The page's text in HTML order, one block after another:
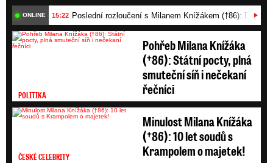
ONLINE 15:22 Poslední rozloučení s Milanem Knížákem (†86):
POLITIKA
Pohřeb Milana Knížáka
(†86): Státní pocty, plná
smuteční síň i nečekaní
řečníci
ČESKÉ CELEBRITY
Minulost Milana Knížáka
(†86): 10 let soudů s
Krampolem o majetek!